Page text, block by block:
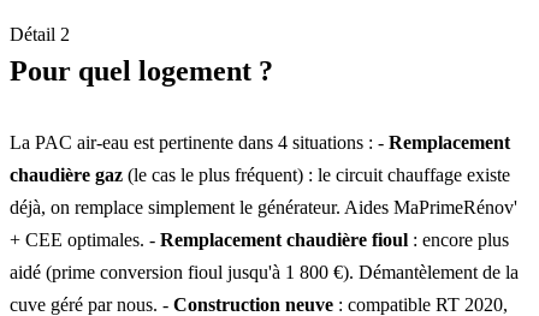
Détail 2
Pour quel logement ?
La PAC air-eau est pertinente dans 4 situations : - Remplacement
chaudière gaz (le cas le plus fréquent) : le circuit chauffage existe
déjà, on remplace simplement le générateur. Aides MaPrimeRénov'
+ CEE optimales. - Remplacement chaudière fioul : encore plus
aidé (prime conversion fioul jusqu'à 1 800 €). Démantèlement de la
cuve géré par nous. - Construction neuve : compatible RT 2020,